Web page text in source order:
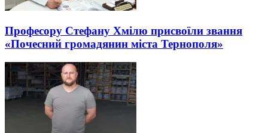
Професору Стефану Хмілю присвоїли звання
«Почесний громадянин міста Тернополя»